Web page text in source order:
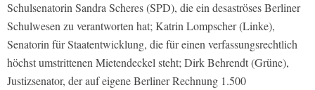
Schulsenatorin Sandra Scheres (SPD), die ein desaströses Berliner
Schulwesen zu verantworten hat; Katrin Lompscher (Linke),
Senatorin für Staatentwicklung, die für einen verfassungsrechtlich
höchst umstrittenen Mietendeckel steht; Dirk Behrendt (Grüne),
Justizsenator, der auf eigene Berliner Rechnung 1.500